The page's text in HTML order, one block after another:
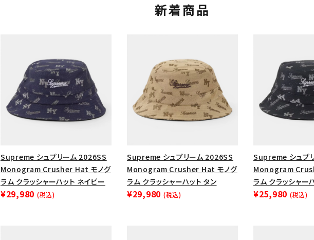
新着商品
Supreme シュプリーム 2026SS
Monogram Crusher Hat モノグ
ラム クラッシャーハット ネイビー
¥29,980 (税込)
Supreme シュプリーム 2026SS
Monogram Crusher Hat モノグ
ラム クラッシャーハット タン
¥29,980 (税込)
Supreme シュプ
Monogram
ラム クラッシャー
¥25,980 (税込)